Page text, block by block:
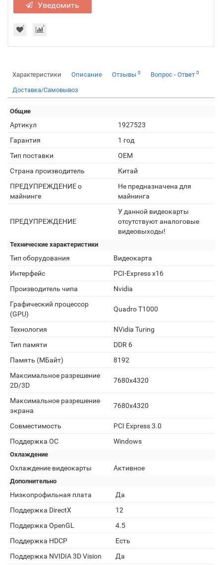
Уведомить
Характеристики Описание Отзывы 0 Вопрос - Ответ 0
Доставка/Самовывоз
Общие
Артикул
1927523
Гарантия
1 год
Тип поставки
OEM
Страна производитель
Китай
ПРЕДУПРЕЖДЕНИЕ о
майнинге
Не предназначена для
майнинга
ПРЕДУПРЕЖДЕНИЕ
У данной видеокарты
отсутствуют аналоговые
видеовыходы!
Технические характеристики
Тип оборудования
Видеокарта
Интерфейс
PCI-Express x16
Производитель чипа
Nvidia
Графический процессор
(GPU)
Quadro T1000
Технология
NVidia Turing
Тип памяти
DDR 6
Память (МБайт)
8192
Максимальное разрешение
2D/3D
7680x4320
Максимальное разрешение
экрана
7680x4320
Совместимость
PCI Express 3.0
Поддержка ОС
Windows
Охлаждение
Охлаждение видеокарты Активное
Дополнительно
Низкопрофильная плата
Да
Поддержка DirectX
12
Поддержка OpenGL
4.5
Поддержка HDCP
Есть
Поддержка NVIDIA 3D Vision
Да